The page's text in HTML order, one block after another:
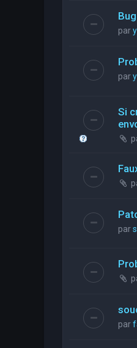
par
par
Si
par
par